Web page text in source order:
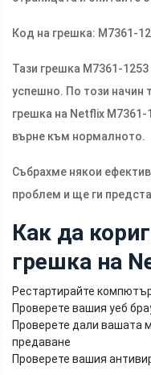
Код на грешка: M7361-
Тази грешка M7361-
успешно. По този начин
грешка на Netflix M7361-
върне към нормалното.
Събрахме някои
проблем и ще ги
Как да
грешка на
Рестартирайте
Проверете вашия уеб
Проверете дали вашата
предаване
Проверете вашия